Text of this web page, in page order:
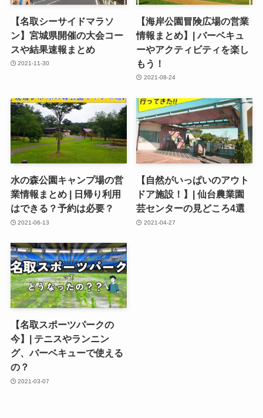
【名取シーサイドマラソ
ン】宮城県開催の大会コー
スや結果速報まとめ
2021-11-30
【海岸公園冒険広場の営業
情報まとめ】| バーベキュ
ーやアクティビティを楽し
もう！
2021-08-24
水の森公園キャンプ場の営
業情報まとめ | 日帰り利用
はできる？予約は必要？
2021-06-13
【自然がいっぱいのアウト
ドア施設！】| 仙台農業園
芸センターの見どころ4選
2021-04-27
【名取スポーツパークの
今】| テニスやランニン
グ、バーベキューで使える
の？
2021-03-07